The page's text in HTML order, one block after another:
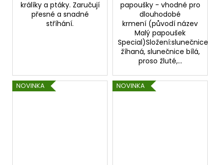
králíky a ptáky. Zaručují
přesné a snadné
stříhání.
papoušky - vhodné pro
dlouhodobé
krmení (původí název
Malý papoušek
Special)Složení:slunečnice
žíhaná, slunečnice bílá,
proso žluté,...
NOVINKA NOVINKA